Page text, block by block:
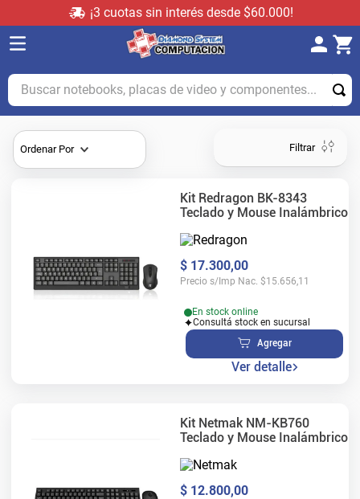
¡3 cuotas sin interés desde $60.000!
Buscar notebooks, placas de video y componentes...
Ordenar Por Filtrar
Kit Redragon BK-8343
Teclado y Mouse Inalámbrico
$ 17.300,00
Precio s/Imp Nac. $15.656,11
En stock online
Consultá stock en sucursal
Agregar
Ver detalle
Kit Netmak NM-KB760
Teclado y Mouse Inalámbrico
$ 12.800,00